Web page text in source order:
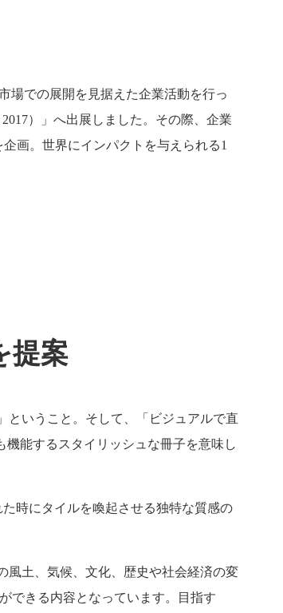
場での展開を見据えた企業活動を行っ
）」へ出展しました。その際、企業
画。世界にインパクトを与えられる1
提案
ということ。そして、「ビジュアルで直
能するスタイリッシュな冊子を意味し
時にタイルを喚起させる独特な質感の
風土、気候、文化、歴史や社会経済の変
できる内容となっています。目指す